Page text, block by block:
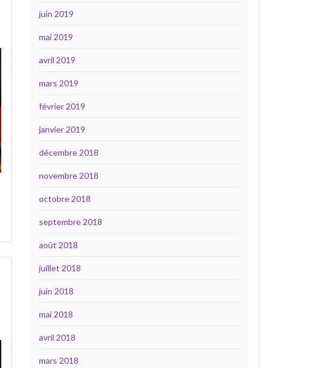
juin 2019
mai 2019
avril 2019
mars 2019
février 2019
janvier 2019
décembre 2018
novembre 2018
octobre 2018
septembre 2018
août 2018
juillet 2018
juin 2018
mai 2018
avril 2018
mars 2018